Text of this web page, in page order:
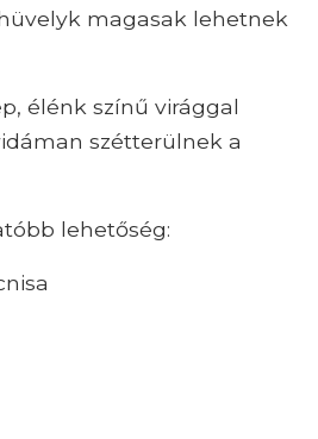
magasak lehetnek
élénk színű virággal
szétterülnek a
lehetőség: